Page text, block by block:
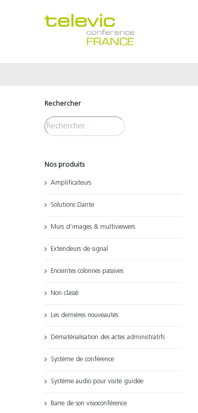
Rechercher
Nos produits
Amplificateurs
Solutions Dante
Murs d’images & multiviewers
Extendeurs de signal
Enceintes colonnes passives
Non classé
Les dernières nouveautés
Dématérialisation des actes administratifs
Système de conférence
Système audio pour visite guidée
Barre de son visioconférence